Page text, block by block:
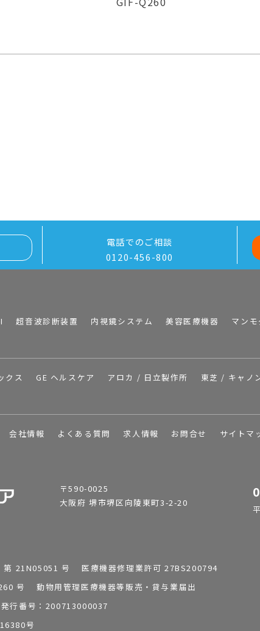
電話でのご相談
0120-456-800
超音波診断装置 内視鏡システム 美容医療機器 マン
クス GE ヘルスケア アロカ / 日立製作所 東芝 / キャノ
会社情報 よくある質問 求人情報 お問合せ サイトマ
〒590-0025
大阪府 堺市堺区向陵東町3-2-20
第 21N05051 号 医療機器修理業許可 27BS200794
号 動物用管理医療機器等販売・貸与業届出
行番号：200713000037
号